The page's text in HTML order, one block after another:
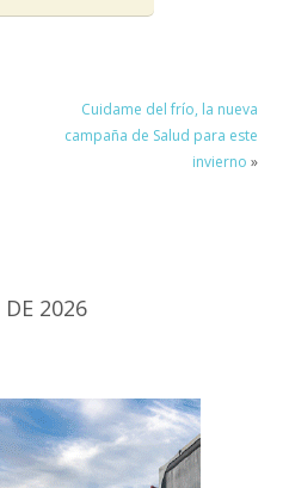
Cuidame del frío, la nueva
campaña de Salud para este
invierno »
DE 2026